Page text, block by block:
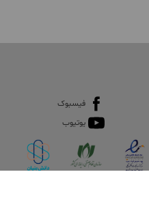
فیسبوک
یوتیوب